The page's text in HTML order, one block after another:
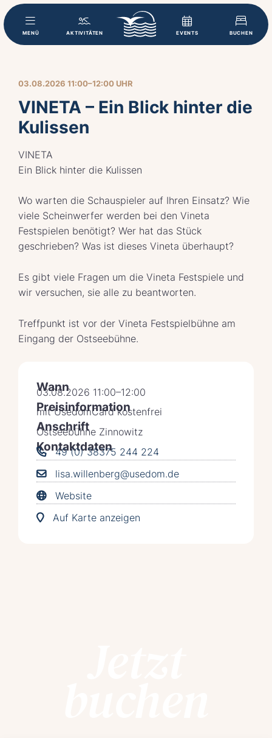
MENÜ AKTIVITÄTEN EVENTS BUCHEN
03.08.2026 11:00–12:00 UHR
VINETA – Ein Blick hinter die
Kulissen
VINETA
Ein Blick hinter die Kulissen
Wo warten die Schauspieler auf Ihren Einsatz? Wie
viele Scheinwerfer werden bei den Vineta
Festspielen benötigt? Wer hat das Stück
geschrieben? Was ist dieses Vineta überhaupt?
Es gibt viele Fragen um die Vineta Festspiele und
wir versuchen, sie alle zu beantworten.
Treffpunkt ist vor der Vineta Festspielbühne am
Eingang der Ostseebühne.
Wann
03.08.2026 11:00–12:00
Preisinformation
mit UsedomCard kostenfrei
Anschrift
Ostseebühne Zinnowitz
Kontaktdaten
49 (0) 38375 244 224
lisa.willenberg@usedom.de
Website
Auf Karte anzeigen